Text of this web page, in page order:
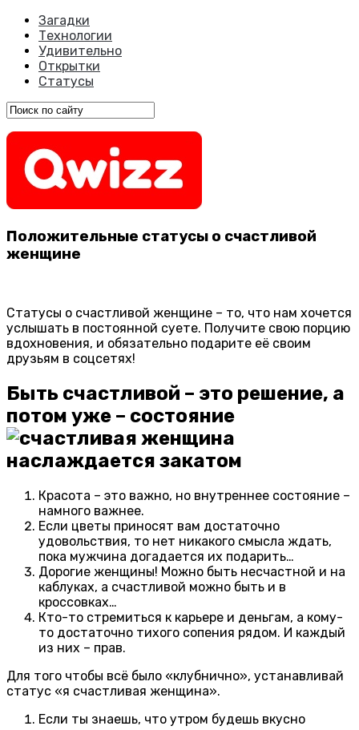
Загадки
Технологии
Удивительно
Открытки
Статусы
Положительные статусы о счастливой
женщине
Статусы о счастливой женщине – то, что нам хочется
услышать в постоянной суете. Получите свою порцию
вдохновения, и обязательно подарите её своим
друзьям в соцсетях!
Быть счастливой – это решение, а
потом уже – состояние
Красота – это важно, но внутреннее состояние –
намного важнее.
Если цветы приносят вам достаточно
удовольствия, то нет никакого смысла ждать,
пока мужчина догадается их подарить…
Дорогие женщины! Можно быть несчастной и на
каблуках, а счастливой можно быть и в
кроссовках…
Кто-то стремиться к карьере и деньгам, а кому-
то достаточно тихого сопения рядом. И каждый
из них – прав.
Для того чтобы всё было «клубнично», устанавливай
статус «я счастливая женщина».
Если ты знаешь, что утром будешь вкусно